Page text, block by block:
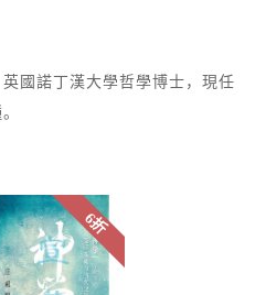
國諾丁漢大學哲學博士，現任